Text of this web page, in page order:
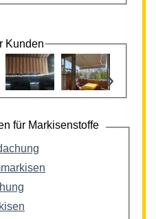
Kunden
›
für Markisenstoffe